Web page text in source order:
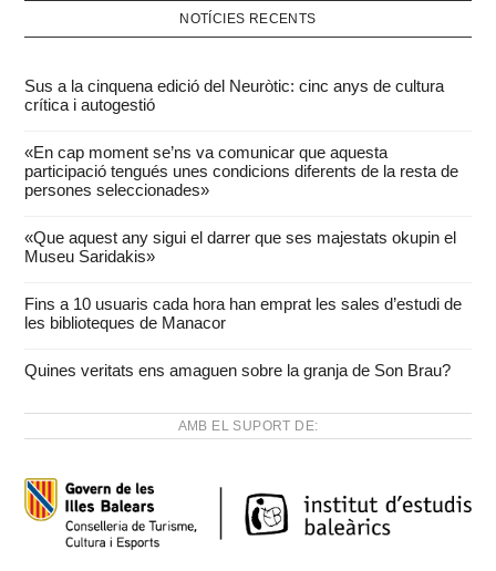
NOTÍCIES RECENTS
Sus a la cinquena edició del Neuròtic: cinc anys de cultura
crítica i autogestió
«En cap moment se’ns va comunicar que aquesta
participació tengués unes condicions diferents de la resta de
persones seleccionades»
«Que aquest any sigui el darrer que ses majestats okupin el
Museu Saridakis»
Fins a 10 usuaris cada hora han emprat les sales d’estudi de
les biblioteques de Manacor
Quines veritats ens amaguen sobre la granja de Son Brau?
AMB EL SUPORT DE: